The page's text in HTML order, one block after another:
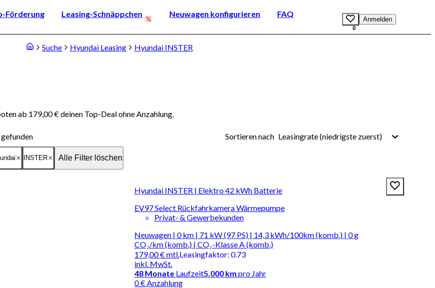
Förderung Leasing-Schnäppchen Neuwagen konfigurieren FAQ
0
Anmelden
Suche Hyundai Leasing Hyundai INSTER
ab 179,00 € deinen Top-Deal ohne Anzahlung.
Sortieren nach Leasingrate (niedrigste zuerst)
INSTER Alle Filter löschen
Hyundai INSTER | Elektro 42 kWh Batterie
EV97 Select Rückfahrkamera Wärmepumpe
Privat- & Gewerbekunden
Neuwagen | 0 km | 71 kW (97 PS) | 14,3 kWh/100km (komb.) | 0 g
CO₂/km (komb.) | CO₂-Klasse A (komb.)
179,00 €mtl.
inkl. MwSt.
Leasingfaktor: 0.73
48 Monate Laufzeit5.000 km pro Jahr
0 € Anzahlung